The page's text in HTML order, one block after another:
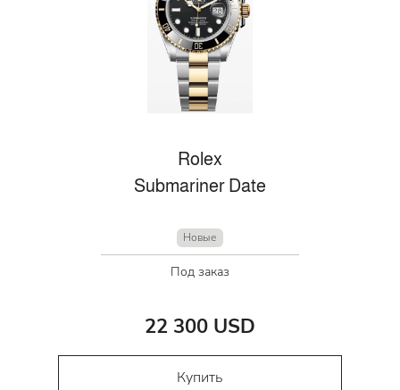
Rolex
Submariner Date
Новые
Под заказ
22 300 USD
Купить